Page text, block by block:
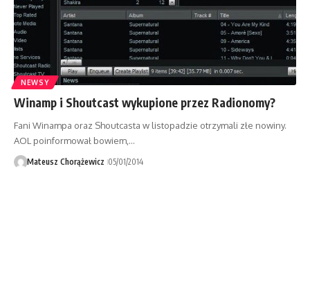
NEWSY
Winamp i Shoutcast wykupione przez Radionomy?
Fani Winampa oraz Shoutcasta w listopadzie otrzymali złe nowiny.
AOL poinformował bowiem,…
Mateusz Chorążewicz 05/01/2014